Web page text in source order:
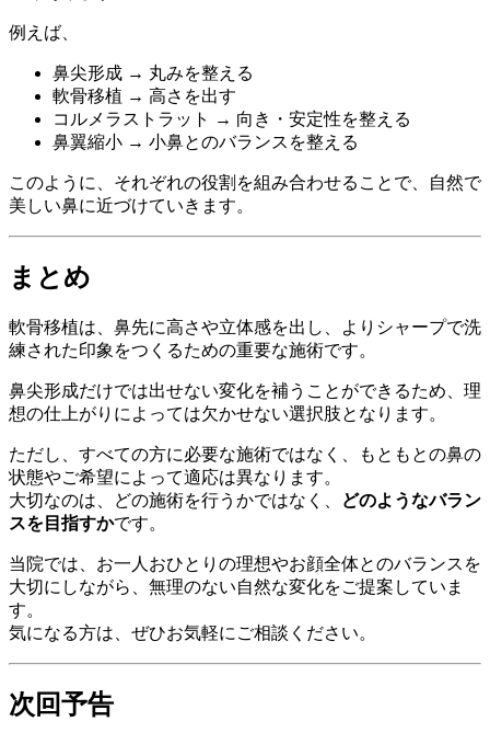
例えば、
鼻尖形成 → 丸みを整える
軟骨移植 → 高さを出す
コルメラストラット → 向き・安定性を整える
鼻翼縮小 → 小鼻とのバランスを整える
このように、それぞれの役割を組み合わせることで、自然で
美しい鼻に近づけていきます。
まとめ
軟骨移植は、鼻先に高さや立体感を出し、よりシャープで洗
練された印象をつくるための重要な施術です。
鼻尖形成だけでは出せない変化を補うことができるため、理
想の仕上がりによっては欠かせない選択肢となります。
ただし、すべての方に必要な施術ではなく、もともとの鼻の
状態やご希望によって適応は異なります。
大切なのは、どの施術を行うかではなく、
どのようなバラン
スを目指すかです。
当院では、お一人おひとりの理想やお顔全体とのバランスを
大切にしながら、無理のない自然な変化をご提案していま
す。
気になる方は、ぜひお気軽にご相談ください。
次回予告